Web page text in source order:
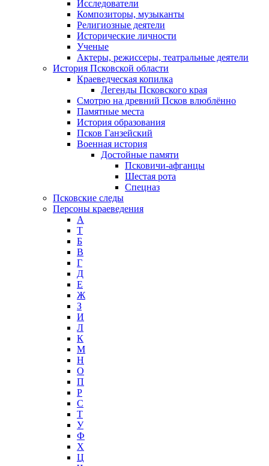
Исследователи
Композиторы, музыканты
Религиозные деятели
Исторические личности
Ученые
Актеры, режиссеры, театральные деятели
История Псковской области
Краеведческая копилка
Легенды Псковского края
Смотрю на древний Псков влюблённо
Памятные места
История образования
Псков Ганзейский
Военная история
Достойные памяти
Псковичи-афганцы
Шестая рота
Спецназ
Псковские следы
Персоны краеведения
А
T
Б
В
Г
Д
Е
Ж
З
И
Л
К
М
Н
О
П
Р
С
Т
У
Ф
Х
Ц